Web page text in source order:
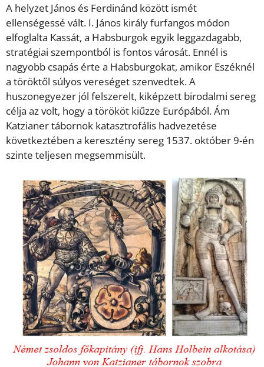
A helyzet János és Ferdinánd között ismét
ellenségessé vált. I. János király furfangos módon
elfoglalta Kassát, a Habsburgok egyik leggazdagabb,
stratégiai szempontból is fontos városát. Ennél is
nagyobb csapás érte a Habsburgokat, amikor Eszéknél
a töröktől súlyos vereséget szenvedtek. A
huszonegyezer jól felszerelt, kiképzett birodalmi sereg
célja az volt, hogy a törököt kiűzze Európából. Ám
Katzianer tábornok katasztrofális hadvezetése
következtében a keresztény sereg 1537. október 9-én
szinte teljesen megsemmisült.